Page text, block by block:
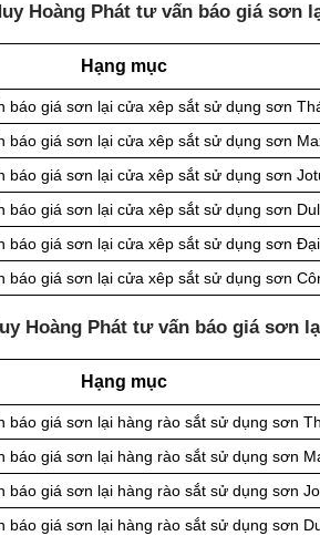
Hoàng Phát tư vấn báo giá sơn
Hạng mục
báo giá sơn lại cửa xêp sắt sử dụng sơn
báo giá sơn lại cửa xêp sắt sử dụng sơn
báo giá sơn lại cửa xêp sắt sử dụng sơn
báo giá sơn lại cửa xêp sắt sử dụng sơn
báo giá sơn lại cửa xêp sắt sử dụng sơn
báo giá sơn lại cửa xêp sắt sử dụng sơn
Hoàng Phát tư vấn báo giá sơn
Hạng mục
báo giá sơn lại hàng rào sắt sử dụng sơn
báo giá sơn lại hàng rào sắt sử dụng sơn
báo giá sơn lại hàng rào sắt sử dụng sơn
báo giá sơn lại hàng rào sắt sử dụng sơn